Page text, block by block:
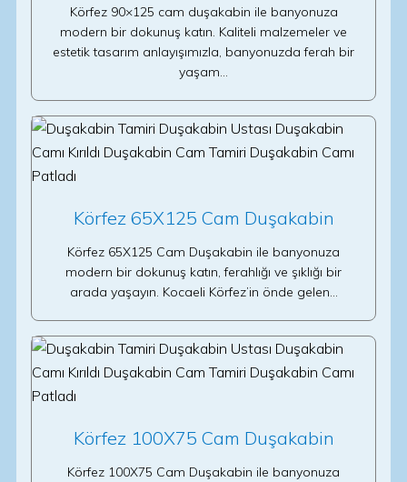
Körfez 90×125 cam duşakabin ile banyonuza
modern bir dokunuş katın. Kaliteli malzemeler ve
estetik tasarım anlayışımızla, banyonuzda ferah bir
yaşam…
Körfez 65X125 Cam Duşakabin
Körfez 65X125 Cam Duşakabin ile banyonuza
modern bir dokunuş katın, ferahlığı ve şıklığı bir
arada yaşayın. Kocaeli Körfez’in önde gelen…
Körfez 100X75 Cam Duşakabin
Körfez 100X75 Cam Duşakabin ile banyonuza